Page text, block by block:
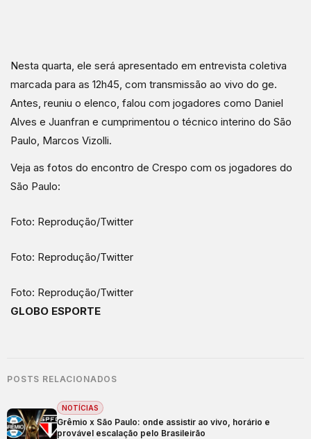
Nesta quarta, ele será apresentado em entrevista coletiva
marcada para as 12h45, com transmissão ao vivo do ge.
Antes, reuniu o elenco, falou com jogadores como Daniel
Alves e Juanfran e cumprimentou o técnico interino do São
Paulo, Marcos Vizolli.
Veja as fotos do encontro de Crespo com os jogadores do
São Paulo:
Foto: Reprodução/Twitter
Foto: Reprodução/Twitter
Foto: Reprodução/Twitter
GLOBO ESPORTE
POSTS RELACIONADOS
NOTÍCIAS
Grêmio x São Paulo: onde assistir ao vivo, horário e
provável escalação pelo Brasileirão